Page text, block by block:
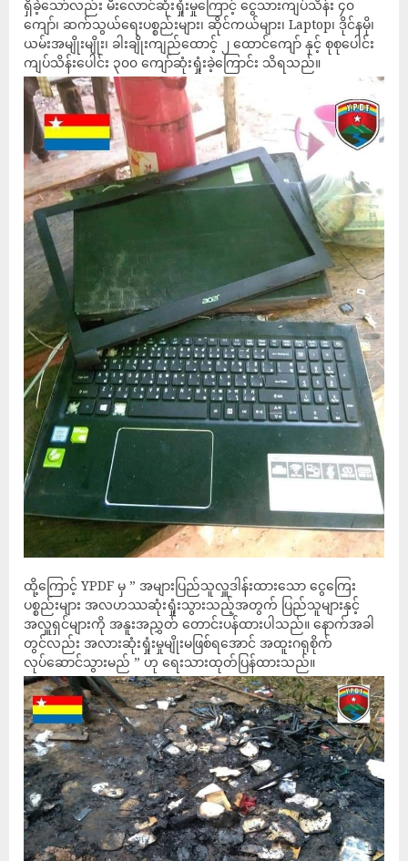
ရှိခဲ့သော်လည်း မီးလောင်ဆုံးရှုံးမှုကြောင့် ငွေသားကျပ်သိန်း ၄၀
ကျော်၊ ဆက်သွယ်ရေးပစ္စည်းများ၊ ဆိုင်ကယ်များ၊ Laptop၊ ဒိုင်နမို၊
ယမ်းအမျိုးမျိုး၊ ခါးချိုးကျည်ထောင့် ၂‌ ထောင်ကျော် နှင့် စုစုပေါင်း
ကျပ်သိန်းပေါင်း ၃၀၀ ကျော်ဆုံးရှုံးခဲ့ကြောင်း သိရသည်။
ထို့ကြောင့် YPDF မှ ” အများပြည်သူလှူဒါန်းထားသော ငွေကြေး
ပစ္စည်းများ အလဟဿဆုံးရှုံးသွားသည့်အတွက် ပြည်သူများနှင့်
အလှူရှင်များကို အနူးအညွှတ် တောင်းပန်ထားပါသည်။ နောက်အခါ
တွင်လည်း အလားဆုံးရှုံးမှုမျိုးမဖြစ်ရအောင် အထူးဂရုစိုက်
လုပ်ဆောင်သွားမည် ” ဟု ရေးသားထုတ်ပြန်ထားသည်။